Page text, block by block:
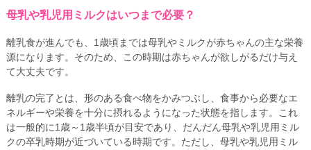
母乳や乳児用ミルクはいつまで必要？
離乳食が進んでも、1歳頃までは母乳やミルクが赤ちゃんの主な栄養
源になります。そのため、この時期は赤ちゃんが欲しがるだけ与え
て大丈夫です。
離乳の完了とは、形のある食べ物をかみつぶし、食事から必要なエ
ネルギーや栄養を十分に摂れるようになった状態を指します。これ
は一般的に1歳～1歳半頃が目安であり、だんだん母乳や乳児用ミル
クの卒乳時期が近づいている時期です。ただし、母乳や乳児用ミル